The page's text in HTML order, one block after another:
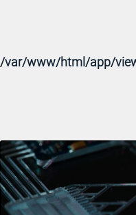
/var/www/html/app/